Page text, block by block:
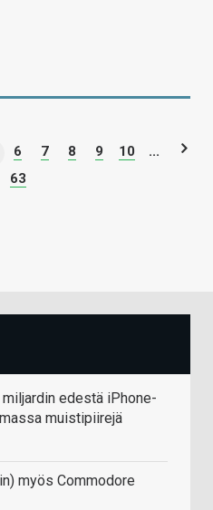
6 7 8 9 10
...
63
edestä iPhone-
muistipiirejä
myös Commodore